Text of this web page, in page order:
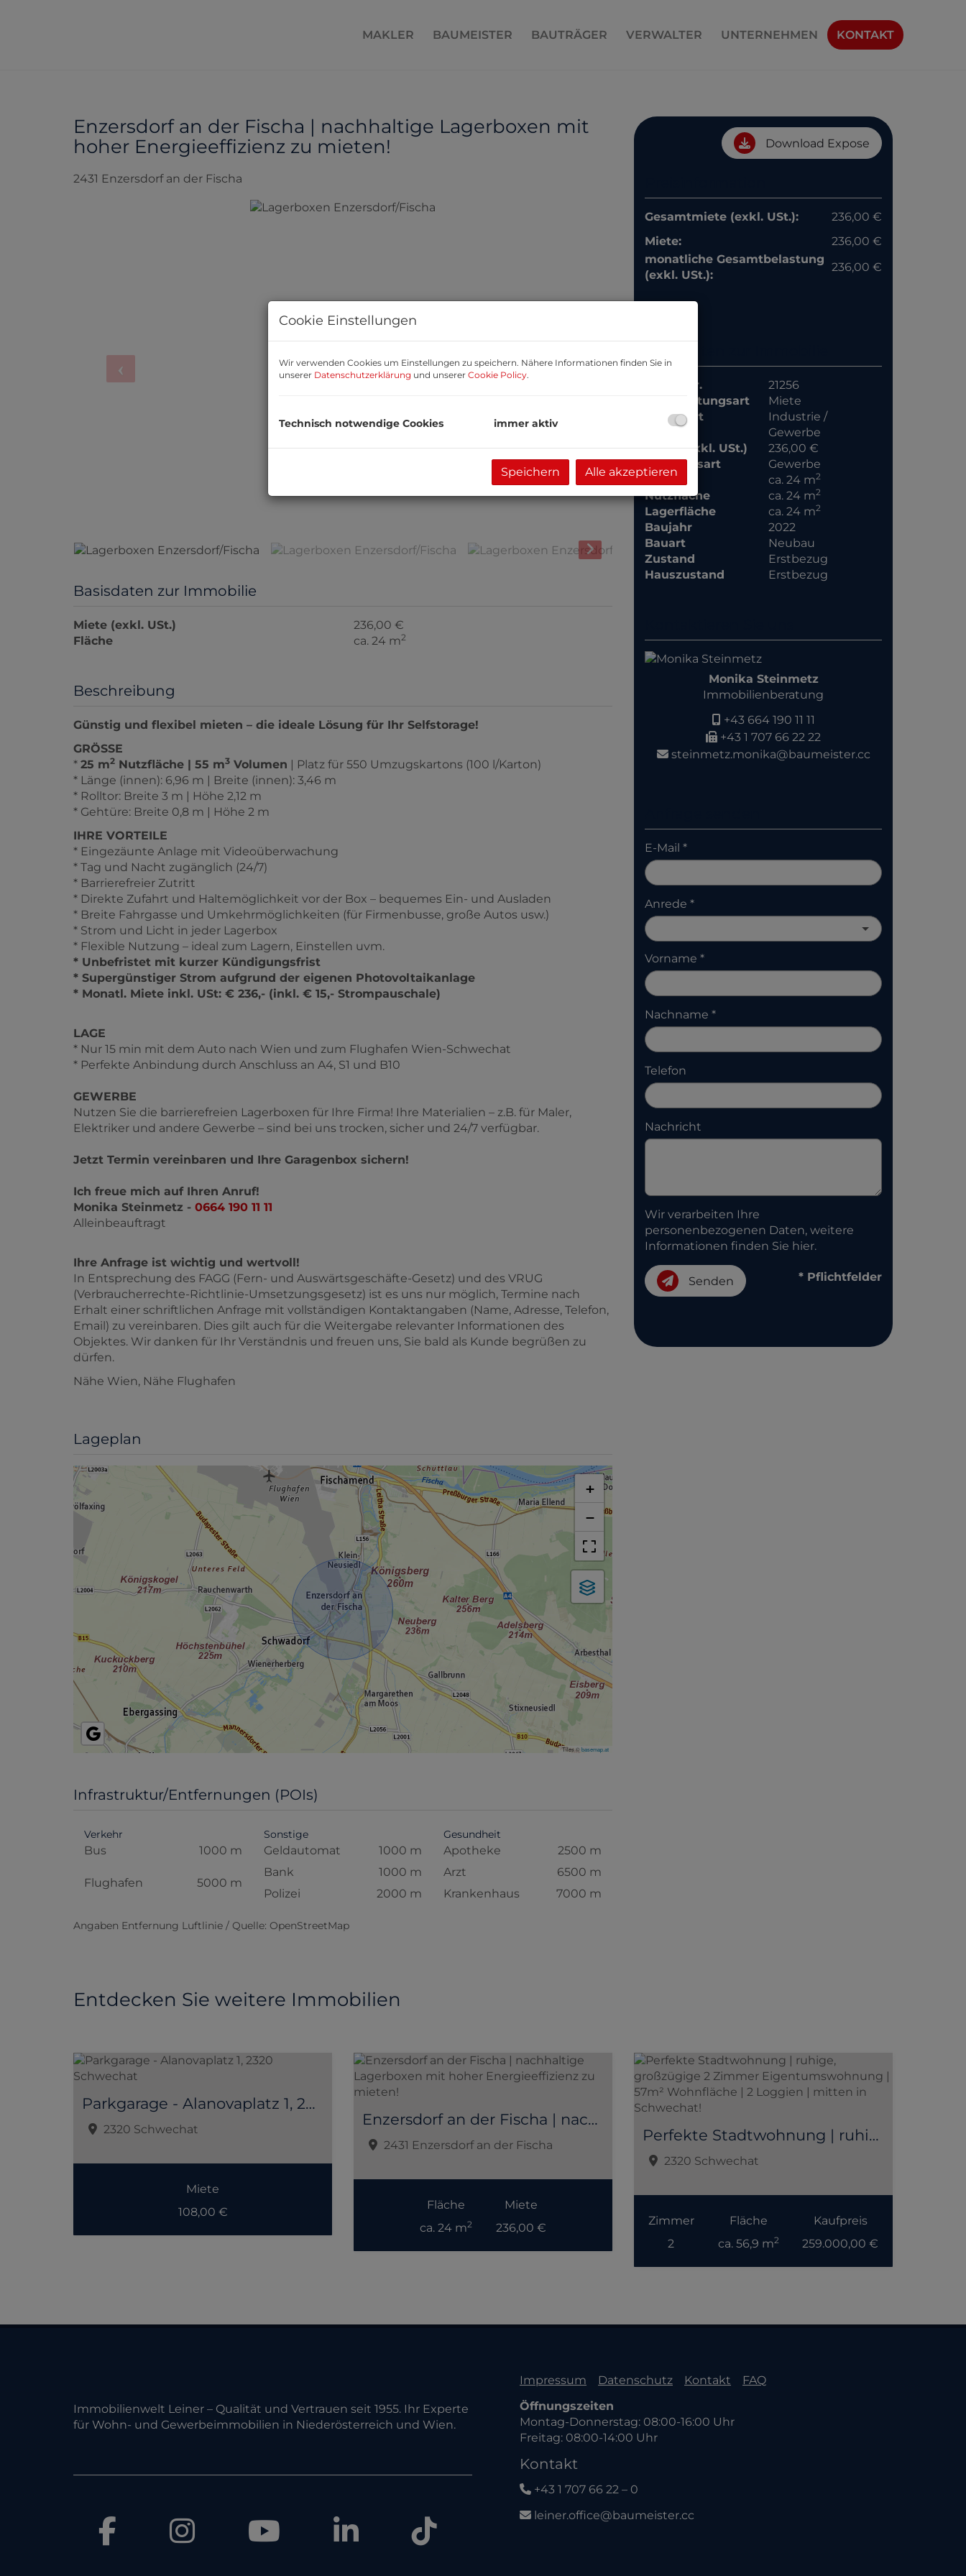
MAKLER BAUMEISTER BAUTRÄGER VERWALTER UNTERNEHMEN KONTAKT
Enzersdorf an der Fischa | nachhaltige Lagerboxen mit
hoher Energieeffizienz zu mieten!
2431 Enzersdorf an der Fischa
Lagerboxen Enzersdorf/Fischa
Basisdaten zur Immobilie
Miete (exkl. USt.)
236,00 €
Fläche
ca. 24 m2
Beschreibung
Günstig und flexibel mieten – die ideale Lösung für Ihr Selfstorage!
GRÖSSE
* 25 m2 Nutzfläche | 55 m3 Volumen | Platz für 550 Umzugskartons (100 l/Karton)
* Länge (innen): 6,96 m | Breite (innen): 3,46 m
* Rolltor: Breite 3 m | Höhe 2,12 m
* Gehtüre: Breite 0,8 m | Höhe 2 m
IHRE VORTEILE
* Eingezäunte Anlage mit Videoüberwachung
* Tag und Nacht zugänglich (24/7)
* Barrierefreier Zutritt
* Direkte Zufahrt und Haltemöglichkeit vor der Box – bequemes Ein- und Ausladen
* Breite Fahrgasse und Umkehrmöglichkeiten (für Firmenbusse, große Autos usw.)
* Strom und Licht in jeder Lagerbox
* Flexible Nutzung – ideal zum Lagern, Einstellen uvm.
* Unbefristet mit kurzer Kündigungsfrist
* Supergünstiger Strom aufgrund der eigenen Photovoltaikanlage
* Monatl. Miete inkl. USt: € 236,- (inkl. € 15,- Strompauschale)
LAGE
* Nur 15 min mit dem Auto nach Wien und zum Flughafen Wien-Schwechat
* Perfekte Anbindung durch Anschluss an A4, S1 und B10
GEWERBE
Nutzen Sie die barrierefreien Lagerboxen für Ihre Firma! Ihre Materialien – z.B. für Maler,
Elektriker und andere Gewerbe – sind bei uns trocken, sicher und 24/7 verfügbar.
Jetzt Termin vereinbaren und Ihre Garagenbox sichern!
Ich freue mich auf Ihren Anruf!
Monika Steinmetz - 0664 190 11 11
Alleinbeauftragt
Ihre Anfrage ist wichtig und wertvoll!
In Entsprechung des FAGG (Fern- und Auswärtsgeschäfte-Gesetz) und des VRUG
(Verbraucherrechte-Richtlinie-Umsetzungsgesetz) ist es uns nur möglich, Termine nach
Erhalt einer schriftlichen Anfrage mit vollständigen Kontaktangaben (Name, Adresse, Telefon,
Email) zu vereinbaren. Dies gilt auch für die Weitergabe relevanter Informationen des
Objektes. Wir danken für Ihr Verständnis und freuen uns, Sie bald als Kunde begrüßen zu
dürfen.
Nähe Wien, Nähe Flughafen
Lageplan
+
−
Tiles ©basemap.at
Infrastruktur/Entfernungen (POIs)
Verkehr
Bus 1000 m
Flughafen 5000 m
Sonstige
Geldautomat
1000 m
Bank
1000 m
Polizei
2000 m
Gesundheit
Apotheke
2500 m
Arzt
6500 m
Krankenhaus
7000 m
Angaben Entfernung Luftlinie / Quelle: OpenStreetMap
Download Expose
Gesamtmiete (exkl. USt.):
236,00 €
Miete:
236,00 €
monatliche Gesamtbelastung
(exkl. USt.):
236,00 €
Objektnr.
21256
Vermarktungsart
Miete
Objektart
Industrie /
Gewerbe
Miete (exkl. USt.)
236,00 €
Nutzungsart
Gewerbe
Fläche
ca. 24 m2
Nutzfläche ca. 24 m2
Lagerfläche ca. 24 m2
Baujahr
2022
Bauart
Neubau
Zustand
Erstbezug
Hauszustand
Erstbezug
Monika Steinmetz
Immobilienberatung
+43 664 190 11 11
+43 1 707 66 22 22
steinmetz.monika@baumeister.cc
E-Mail
Anrede
Vorname
Nachname
Telefon
Nachricht
Wir verarbeiten Ihre
personenbezogenen Daten, weitere
Informationen finden Sie hier.
Senden * Pflichtfelder
Entdecken Sie weitere Immobilien
Parkgarage - Alanovaplatz 1, 2320 Schwechat
2320 Schwechat
Miete
108,00 €
Enzersdorf an der Fischa | nachhaltige Lagerboxen mit hoher Energieeffizienz zu mieten!
2431 Enzersdorf an der Fischa
Fläche
ca. 24 m2
Miete
236,00 €
Perfekte Stadtwohnung | ruhige, großzügige 2 Zimmer Eigentumswohnung | 57m² Wohnfläche | 2 Loggien | mitten in Schwechat!
2320 Schwechat
Zimmer
2
Fläche
ca. 56,9 m2
Kaufpreis
259.000,00 €
Immobilienwelt Leiner – Qualität und Vertrauen seit 1955. Ihr Experte
für Wohn- und Gewerbeimmobilien in Niederösterreich und Wien.
Impressum Datenschutz Kontakt
FAQ
Öffnungszeiten
Montag-Donnerstag: 08:00-16:00 Uhr
Freitag: 08:00-14:00 Uhr
Kontakt
+43 1 707 66 22 – 0
leiner.office@baumeister.cc
Cookie Einstellungen
Wir verwenden Cookies um Einstellungen zu speichern. Nähere Informationen finden Sie in
unserer Datenschutzerklärung und unserer Cookie Policy.
Technisch notwendige Cookies immer aktiv
Speichern Alle akzeptieren